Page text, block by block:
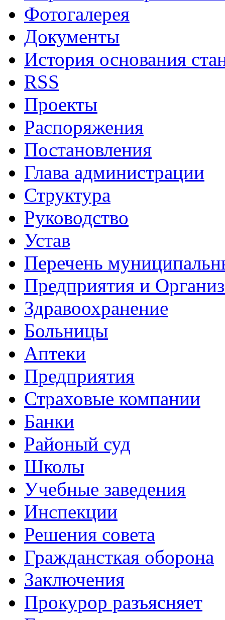
Фотогалерея
Документы
История основания
RSS
Проекты
Распоряжения
Постановления
Глава администрации
Структура
Руководство
Устав
Перечень
Предприятия и
Здравоохранение
Больницы
Аптеки
Предприятия
Страховые компании
Банки
Районый суд
Школы
Учебные заведения
Инспекции
Решения совета
Граждансткая оборона
Заключения
Прокурор разъясняет